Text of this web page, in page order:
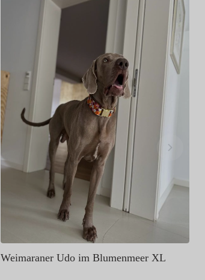
Weimaraner Udo im Blumenmeer XL